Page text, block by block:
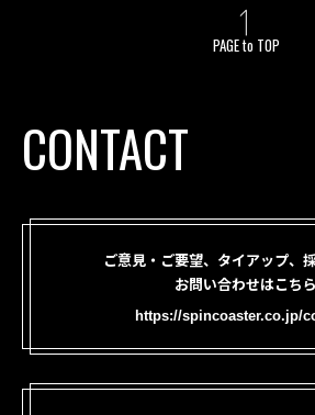
PAGE to TOP
CONTACT
ご意見・ご要望、タイアップ、
お問い合わせはこちら
https://spincoaster.co.jp/